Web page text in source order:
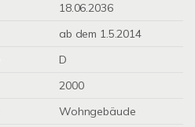
18.06.2036
ab dem 1.5.2014
D
2000
Wohngebäude